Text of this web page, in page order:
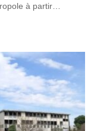
à partir…